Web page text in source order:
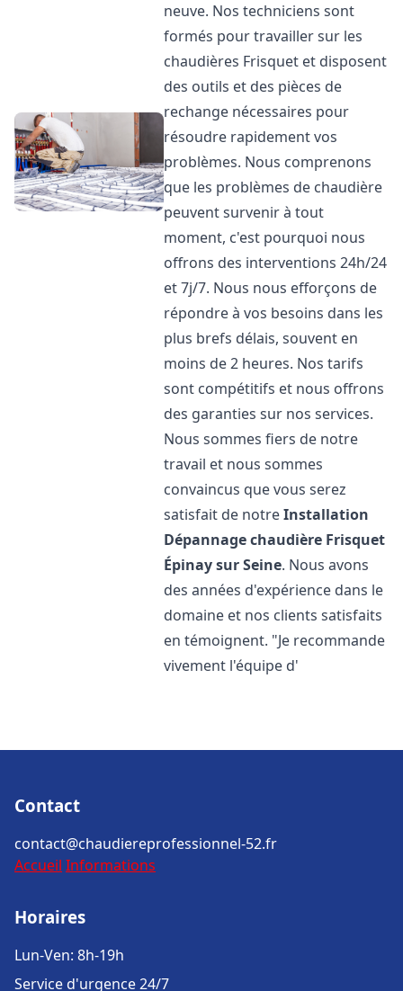
neuve. Nos techniciens sont
formés pour travailler sur les
chaudières Frisquet et disposent
des outils et des pièces de
rechange nécessaires pour
résoudre rapidement vos
problèmes. Nous comprenons
que les problèmes de chaudière
peuvent survenir à tout
moment, c'est pourquoi nous
offrons des interventions 24h/24
et 7j/7. Nous nous efforçons de
répondre à vos besoins dans les
plus brefs délais, souvent en
moins de 2 heures. Nos tarifs
sont compétitifs et nous offrons
des garanties sur nos services.
Nous sommes fiers de notre
travail et nous sommes
convaincus que vous serez
satisfait de notreInstallation
Dépannage chaudière Frisquet
Épinay sur Seine. Nous avons
des années d'expérience dans le
domaine et nos clients satisfaits
en témoignent. "Je recommande
vivement l'équipe d'
Contact
contact@chaudiereprofessionnel-52.fr
Accueil Informations
Horaires
Lun-Ven: 8h-19h
Service d'urgence 24/7